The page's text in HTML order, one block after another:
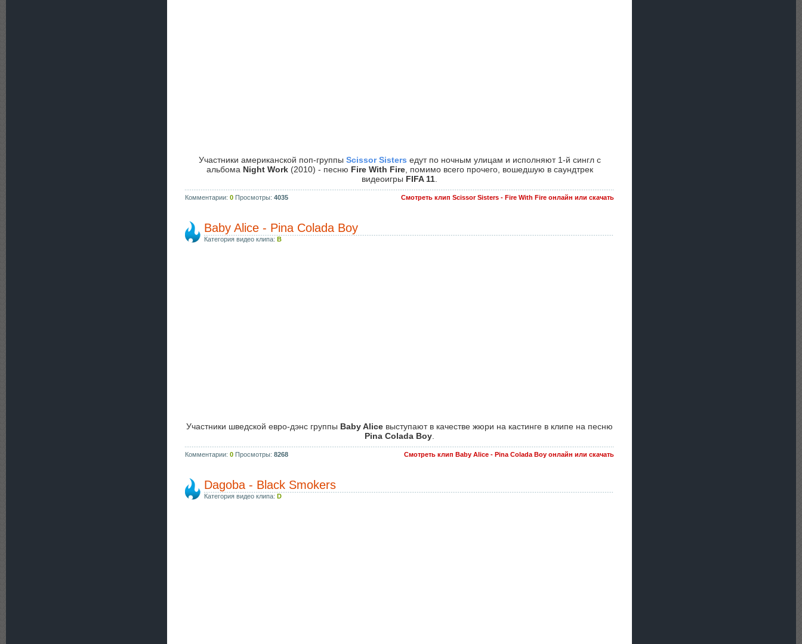
Участники американской поп-группы Scissor Sisters едут по ночным улицам и исполняют 1-й сингл с
альбома Night Work(2010) - песню Fire With Fire, помимо всего прочего, вошедшую в саундтрек
видеоигры FIFA 11
Комментарии: 0 Просмотры: 4035 Смотреть клип Scissor Sisters - Fire With Fire онлайн или скачать
Baby Alice - Pina Colada Boy
Категория видео клипа: B
Участники шведской евро-дэнс группы Baby Alice выступают в качестве жюри на кастинге в клипе на песню
Pina Colada Boy
Комментарии: 0 Просмотры: 8268 Смотреть клип Baby Alice - Pina Colada Boy онлайн или скачать
Dagoba - Black Smokers
Категория видео клипа: D